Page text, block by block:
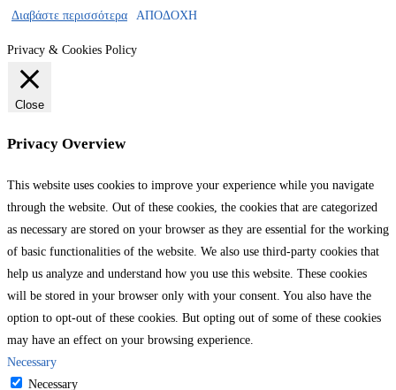
Διαβάστε περισσότερα ΑΠΟΔΟΧΗ
Privacy & Cookies Policy
Close
Privacy Overview
This website uses cookies to improve your experience while you navigate
through the website. Out of these cookies, the cookies that are categorized
as necessary are stored on your browser as they are essential for the working
of basic functionalities of the website. We also use third-party cookies that
help us analyze and understand how you use this website. These cookies
will be stored in your browser only with your consent. You also have the
option to opt-out of these cookies. But opting out of some of these cookies
may have an effect on your browsing experience.
Necessary
Necessary